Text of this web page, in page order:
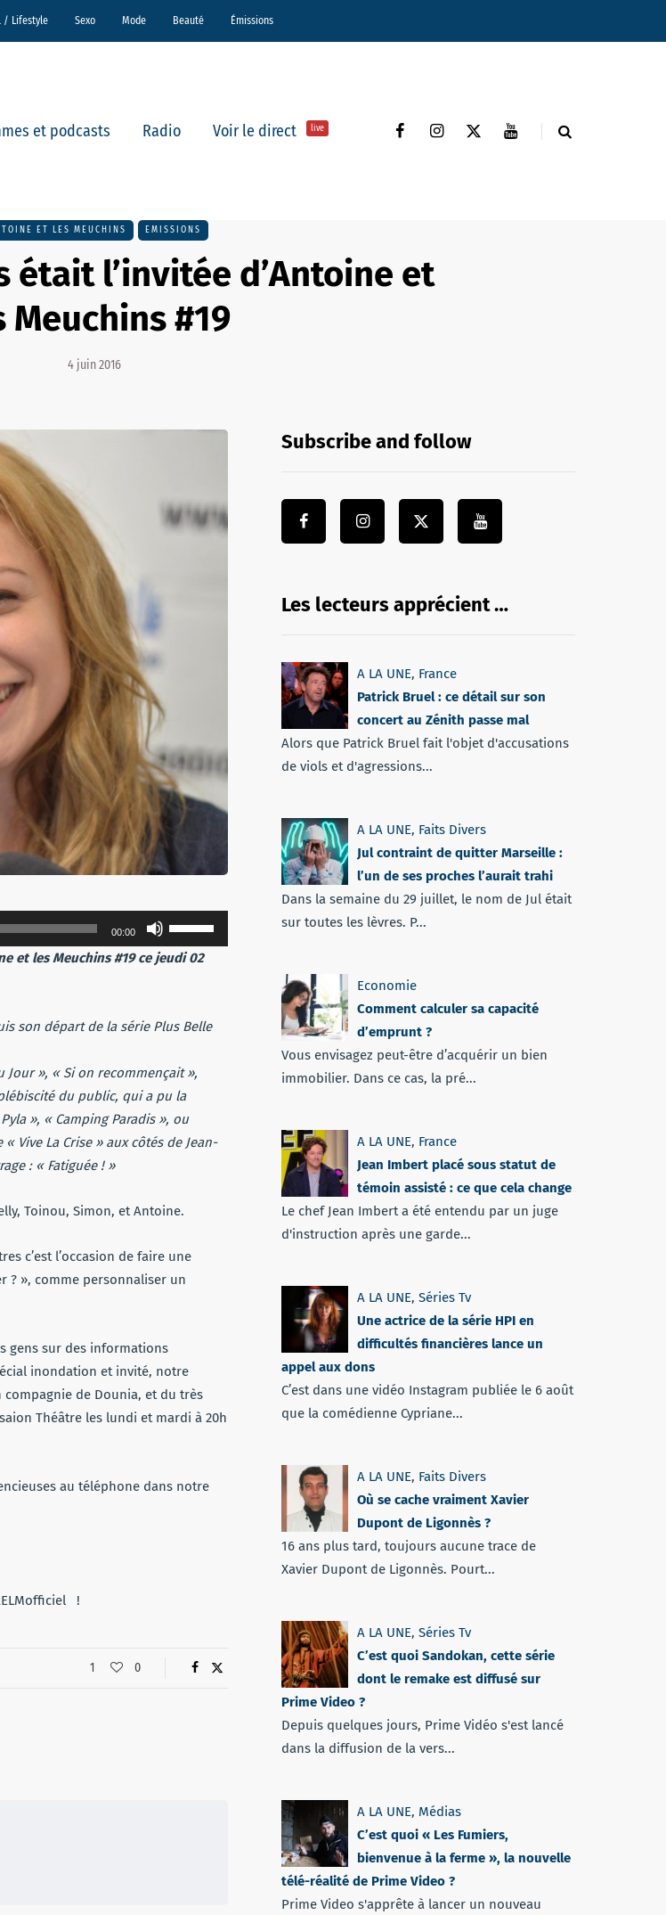
/ Lifestyle Sexo Mode Beauté Émissions
et podcasts Radio Voir le direct live
ET LES MEUCHINS EMISSIONS
était l’invitée d’Antoine et
Meuchins #19
4 juin 2016
00:00
les
flèches
augmenter
diminuer
volume.
et les Meuchins #19 ce jeudi 02
son départ de la série Plus Belle
Jour », « Si on recommençait »,
du public, qui a pu la
», « Camping Paradis », ou
Vive La Crise » aux côtés de Jean-
: « Fatiguée ! »
Toinou, Simon, et Antoine.
c’est l’occasion de faire une
? », comme personnaliser un
gens sur des informations
inondation et invité, notre
de Dounia, et du très
Théâtre les lundi et mardi à 20h
au téléphone dans notre
!
1 0
Subscribe and follow
Les lecteurs apprécient …
A LA UNE, France
Patrick Bruel : ce détail sur son
concert au Zénith passe mal
Alors que Patrick Bruel fait l'objet d'accusations
de viols et d'agressions...
A LA UNE, Faits Divers
Jul contraint de quitter Marseille :
l’un de ses proches l’aurait trahi
Dans la semaine du 29 juillet, le nom de Jul était
sur toutes les lèvres. P...
Economie
Comment calculer sa capacité
d’emprunt ?
Vous envisagez peut-être d’acquérir un bien
immobilier. Dans ce cas, la pré...
A LA UNE, France
Jean Imbert placé sous statut de
témoin assisté : ce que cela change
Le chef Jean Imbert a été entendu par un juge
d'instruction après une garde...
A LA UNE, Séries Tv
Une actrice de la série HPI en
difficultés financières lance un
appel aux dons
C’est dans une vidéo Instagram publiée le 6 août
que la comédienne Cypriane...
A LA UNE, Faits Divers
Où se cache vraiment Xavier
Dupont de Ligonnès ?
16 ans plus tard, toujours aucune trace de
Xavier Dupont de Ligonnès. Pourt...
A LA UNE, Séries Tv
C’est quoi Sandokan, cette série
dont le remake est diffusé sur
Prime Video ?
Depuis quelques jours, Prime Vidéo s'est lancé
dans la diffusion de la vers...
A LA UNE, Médias
C’est quoi « Les Fumiers,
bienvenue à la ferme », la nouvelle
télé-réalité de Prime Video ?
Prime Video s'apprête à lancer un nouveau